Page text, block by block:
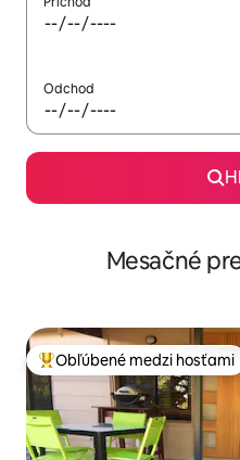
Odchod
Mesačné
Najobľúbenejšie medzi
Obľúbené medzi hosťami